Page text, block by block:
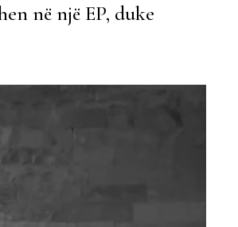
në një EP, duke